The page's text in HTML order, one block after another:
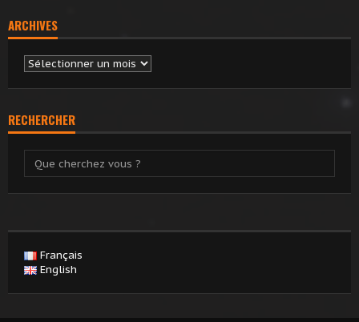
ARCHIVES
Archives
RECHERCHER
Français
English